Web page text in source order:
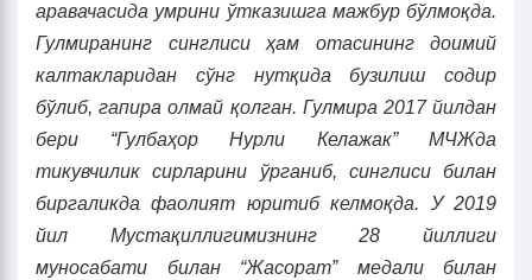
аравачасида умрини ўтказишга мажбур бўлмоқда.
Гулмиранинг синглиси ҳам отасининг доимий
калтакларидан сўнг нутқида бузилиш содир
бўлиб, гапира олмай қолган. Гулмира 2017 йилдан
бери “Гулбаҳор Нурли Келажак” МЧЖда
тикувчилик сирларини ўрганиб, синглиси билан
биргаликда фаолият юритиб келмоқда. У 2019
йил Мустақиллигимизнинг 28 йиллиги
муносабати билан “Жасорат” медали билан